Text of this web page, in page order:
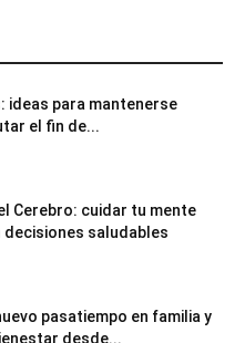
ideas para mantenerse
el fin de...
Cerebro: cuidar tu mente
decisiones saludables
pasatiempo en familia y
desde...